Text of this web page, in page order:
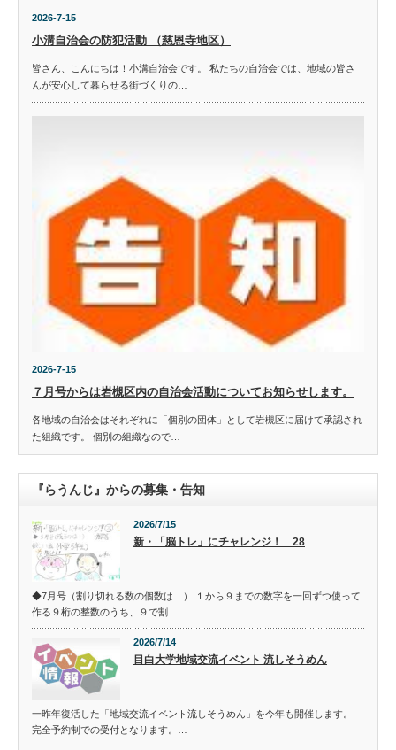
2026-7-15
小溝自治会の防犯活動 （慈恩寺地区）
皆さん、こんにちは！小溝自治会です。 私たちの自治会では、地域の皆さ
んが安心して暮らせる街づくりの…
2026-7-15
７月号からは岩槻区内の自治会活動についてお知らせします。
各地域の自治会はそれぞれに「個別の団体」として岩槻区に届けて承認され
た組織です。 個別の組織なので…
『らうんじ』からの募集・告知
2026/7/15
新・「脳トレ」にチャレンジ！ 28
◆7月号（割り切れる数の個数は…） １から９までの数字を一回ずつ使って
作る９桁の整数のうち、９で割…
2026/7/14
目白大学地域交流イベント 流しそうめん
一昨年復活した「地域交流イベント流しそうめん」を今年も開催します。
完全予約制での受付となります。…